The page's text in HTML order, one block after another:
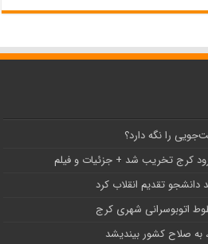
را نگه دارد؟
کرج تخریب شد + جزئیات و فیلم
به صلاح کشور بیندیشد